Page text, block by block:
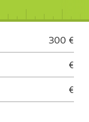
300 €
€
€